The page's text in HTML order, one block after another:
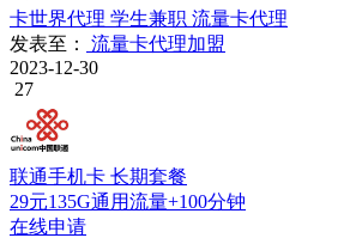
卡世界代理 学生兼职 流量卡代理
发表至：
流量卡代理加盟
2023-12-30
27
联通手机卡 长期套餐
29元135G通用流量+100分钟
在线申请